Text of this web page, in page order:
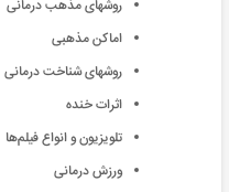
روشهای مذهب درمانی
اماکن مذهبی
روشهای شناخت درمانی
اثرات خنده
تلویزیون و انواع فیلم‌ها
ورزش درمانی